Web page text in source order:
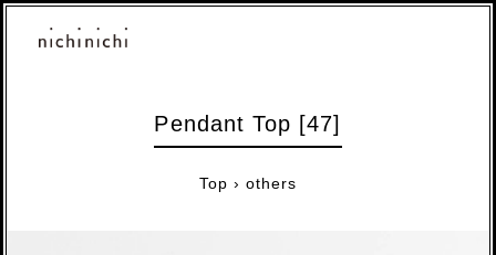
Pendant Top [47]
Top › others